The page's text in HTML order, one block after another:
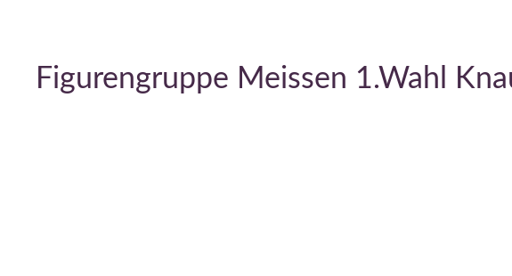
Figurengruppe Meissen 1.Wahl